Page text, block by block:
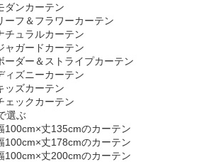
ダンカーテン
ーフ＆フラワーカーテン
チュラルカーテン
ャガードカーテン
ーダー＆ストライプカーテン
ィズニーカーテン
ッズカーテン
ェックカーテン
選ぶ
100cm×丈135cmのカーテン
100cm×丈178cmのカーテン
100cm×丈200cmのカーテン